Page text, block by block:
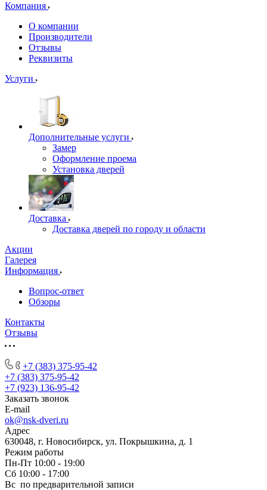
Компания
О компании
Производители
Отзывы
Реквизиты
Услуги
Дополнительные услуги
Замер
Оформление проема
Установка дверей
Доставка
Доставка дверей по городу и области
Акции
Галерея
Информация
Вопрос-ответ
Обзоры
Контакты
Отзывы
+7 (383) 375-95-42
+7 (383) 375-95-42
+7 (923) 136-95-42
Заказать звонок
E-mail
ok@nsk-dveri.ru
Адрес
630048, г. Новосибирск, ул. Покрышкина, д. 1
Режим работы
Пн-Пт 10:00 - 19:00
Сб 10:00 - 17:00
Вс по предварительной записи